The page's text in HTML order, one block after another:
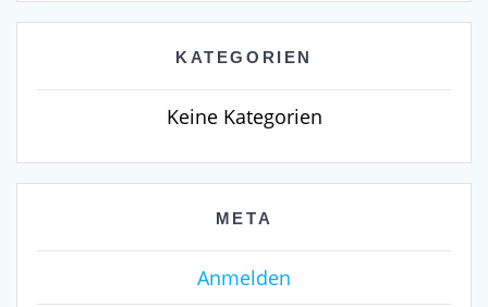
KATEGORIEN
Keine Kategorien
META
Anmelden